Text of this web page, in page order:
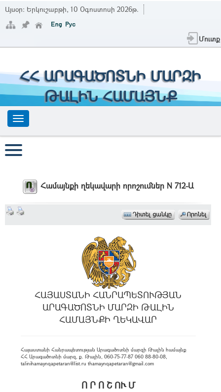
Այսօր: Երկուշաբթի, 10 Օգոստոսի 2026թ.
Մուտք
ՀՀ ԱՐԱԳԱԾՈՏՆԻ ՄԱՐԶԻ
ԹԱԼԻՆ ՀԱՄԱՅՆՔ
Համայնքի ղեկավարի որոշումներ N 712-Ա
ՀԱՅԱՍՏԱՆԻ ՀԱՆՐԱՊԵՏՈՒԹՅԱՆ
ԱՐԱԳԱԾՈՏՆԻ ՄԱՐԶԻ ԹԱԼԻՆ
ՀԱՄԱՅՆՔԻ ՂԵԿԱՎԱՐ
Հայաստանի Հանրապետության Արագածոտնի մարզի Թալին համայնք
ՀՀ Արագածոտնի մարզ, ք. Թալին, 060-75-77-87 060 88-80-08,
talinihamaynqapetaran@list.ru thamaynqapetaran@gmail.com
Ո Ր Ո Շ ՈՒ Մ